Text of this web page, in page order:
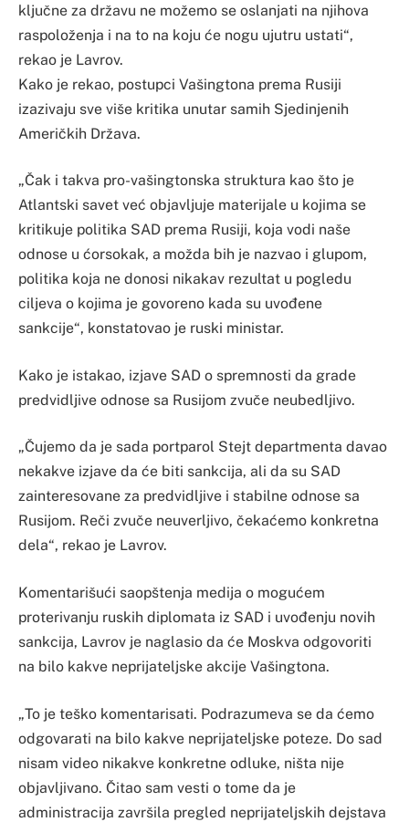
ključne za državu ne možemo se oslanjati na njihova
raspoloženja i na to na koju će nogu ujutru ustati“,
rekao je Lavrov.
Kako je rekao, postupci Vašingtona prema Rusiji
izazivaju sve više kritika unutar samih Sjedinjenih
Američkih Država.
„Čak i takva pro-vašingtonska struktura kao što je
Atlantski savet već objavljuje materijale u kojima se
kritikuje politika SAD prema Rusiji, koja vodi naše
odnose u ćorsokak, a možda bih je nazvao i glupom,
politika koja ne donosi nikakav rezultat u pogledu
ciljeva o kojima je govoreno kada su uvođene
sankcije“, konstatovao je ruski ministar.
Kako je istakao, izjave SAD o spremnosti da grade
predvidljive odnose sa Rusijom zvuče neubedljivo.
„Čujemo da je sada portparol Stejt departmenta davao
nekakve izjave da će biti sankcija, ali da su SAD
zainteresovane za predvidljive i stabilne odnose sa
Rusijom. Reči zvuče neuverljivo, čekaćemo konkretna
dela“, rekao je Lavrov.
Komentarišući saopštenja medija o mogućem
proterivanju ruskih diplomata iz SAD i uvođenju novih
sankcija, Lavrov je naglasio da će Moskva odgovoriti
na bilo kakve neprijateljske akcije Vašingtona.
„To je teško komentarisati. Podrazumeva se da ćemo
odgovarati na bilo kakve neprijateljske poteze. Do sad
nisam video nikakve konkretne odluke, ništa nije
objavljivano. Čitao sam vesti o tome da je
administracija završila pregled neprijateljskih dejstava